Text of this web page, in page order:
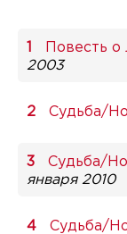
Повесть
2003
Судьба/
Судьба/
января 2010
Судьба/